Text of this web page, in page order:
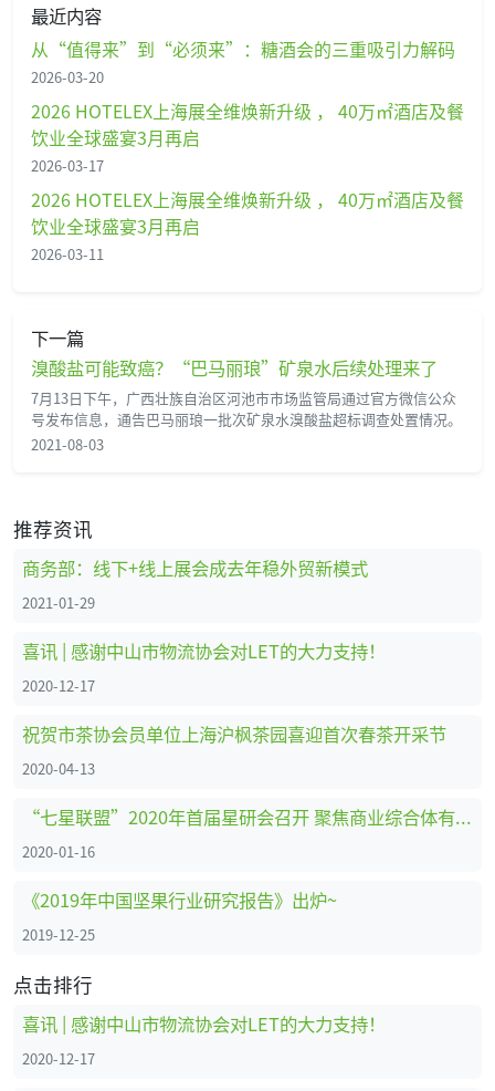
最近内容
从“值得来”到“必须来”：糖酒会的三重吸引力解码
2026-03-20
2026 HOTELEX上海展全维焕新升级 ， 40万㎡酒店及餐
饮业全球盛宴3月再启
2026-03-17
2026 HOTELEX上海展全维焕新升级 ， 40万㎡酒店及餐
饮业全球盛宴3月再启
2026-03-11
下一篇
溴酸盐可能致癌？“巴马丽琅”矿泉水后续处理来了
7月13日下午，广西壮族自治区河池市市场监管局通过官方微信公众
号发布信息，通告巴马丽琅一批次矿泉水溴酸盐超标调查处置情况。
2021-08-03
推荐资讯
商务部：线下+线上展会成去年稳外贸新模式
2021-01-29
喜讯 | 感谢中山市物流协会对LET的大力支持！
2020-12-17
祝贺市茶协会员单位上海沪枫茶园喜迎首次春茶开采节
2020-04-13
“七星联盟”2020年首届星研会召开 聚焦商业综合体有害生物防治
2020-01-16
《2019年中国坚果行业研究报告》出炉~
2019-12-25
点击排行
喜讯 | 感谢中山市物流协会对LET的大力支持！
2020-12-17